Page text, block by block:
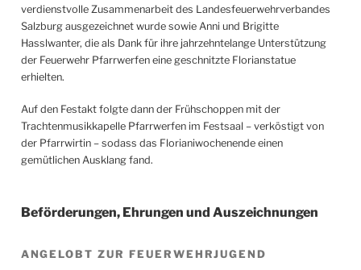
verdienstvolle Zusammenarbeit des Landesfeuerwehrverbandes
Salzburg ausgezeichnet wurde sowie Anni und Brigitte
Hasslwanter, die als Dank für ihre jahrzehntelange Unterstützung
der Feuerwehr Pfarrwerfen eine geschnitzte Florianstatue
erhielten.
Auf den Festakt folgte dann der Frühschoppen mit der
Trachtenmusikkapelle Pfarrwerfen im Festsaal – verköstigt von
der Pfarrwirtin – sodass das Florianiwochenende einen
gemütlichen Ausklang fand.
Beförderungen, Ehrungen und Auszeichnungen
ANGELOBT ZUR FEUERWEHRJUGEND